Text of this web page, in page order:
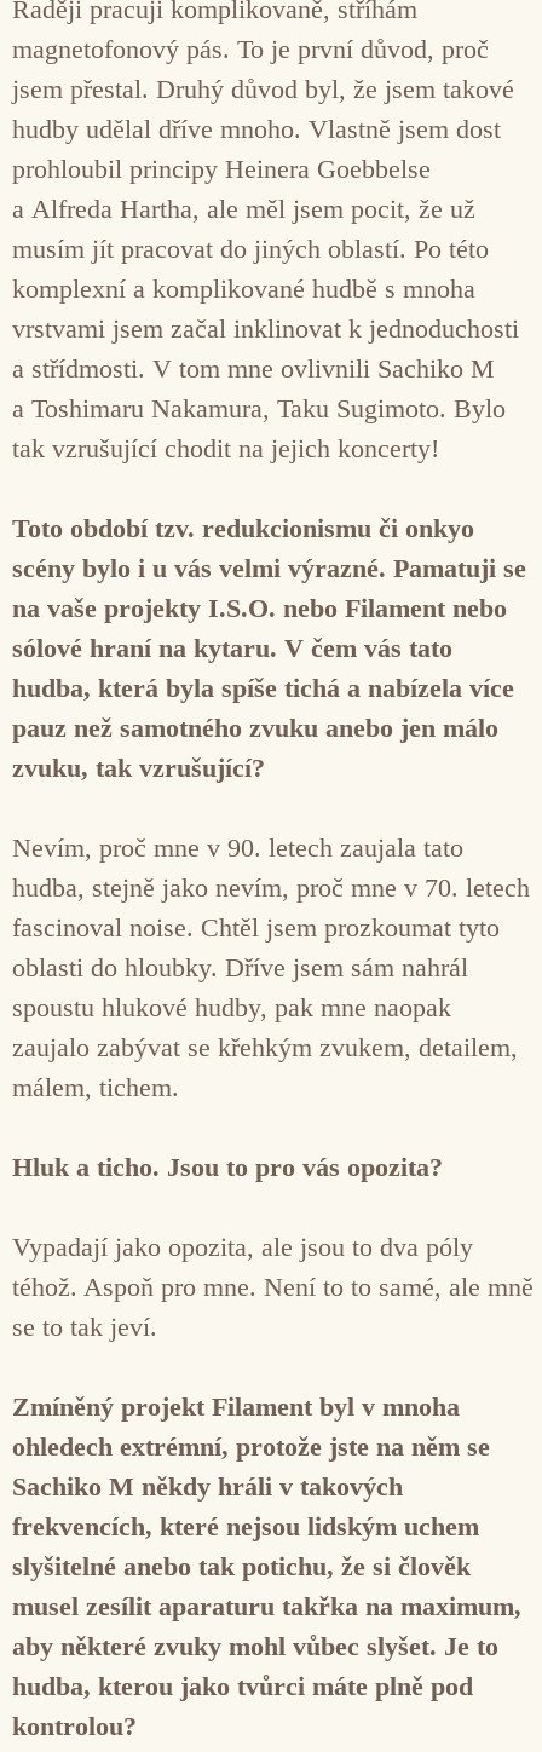
Raději pracuji komplikovaně, stříhám
magnetofonový pás. To je první důvod, proč
jsem přestal. Druhý důvod byl, že jsem takové
hudby udělal dříve mnoho. Vlastně jsem dost
prohloubil principy Heinera Goebbelse
a Alfreda Hartha, ale měl jsem pocit, že už
musím jít pracovat do jiných oblastí. Po této
komplexní a komplikované hudbě s mnoha
vrstvami jsem začal inklinovat k jednoduchosti
a střídmosti. V tom mne ovlivnili Sachiko M
a Toshimaru Nakamura, Taku Sugimoto. Bylo
tak vzrušující chodit na jejich koncerty!
Toto období tzv. redukcionismu či onkyo
scény bylo i u vás velmi výrazné. Pamatuji se
na vaše projekty I.S.O. nebo Filament nebo
sólové hraní na kytaru. V čem vás tato
hudba, která byla spíše tichá a nabízela více
pauz než samotného zvuku anebo jen málo
zvuku, tak vzrušující?
Nevím, proč mne v 90. letech zaujala tato
hudba, stejně jako nevím, proč mne v 70. letech
fascinoval noise. Chtěl jsem prozkoumat tyto
oblasti do hloubky. Dříve jsem sám nahrál
spoustu hlukové hudby, pak mne naopak
zaujalo zabývat se křehkým zvukem, detailem,
málem, tichem.
Hluk a ticho. Jsou to pro vás opozita?
Vypadají jako opozita, ale jsou to dva póly
téhož. Aspoň pro mne. Není to to samé, ale mně
se to tak jeví.
Zmíněný projekt Filament byl v mnoha
ohledech extrémní, protože jste na něm se
Sachiko M někdy hráli v takových
frekvencích, které nejsou lidským uchem
slyšitelné anebo tak potichu, že si člověk
musel zesílit aparaturu takřka na maximum,
aby některé zvuky mohl vůbec slyšet. Je to
hudba, kterou jako tvůrci máte plně pod
kontrolou?